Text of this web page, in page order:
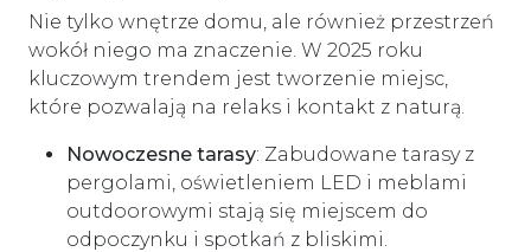
Nie tylko wnętrze domu, ale również przestrzeń
wokół niego ma znaczenie. W 2025 roku
kluczowym trendem jest tworzenie miejsc,
które pozwalają na relaks i kontakt z naturą.
Nowoczesne tarasy: Zabudowane tarasy z
pergolami, oświetleniem LED i meblami
outdoorowymi stają się miejscem do
odpoczynku i spotkań z bliskimi.